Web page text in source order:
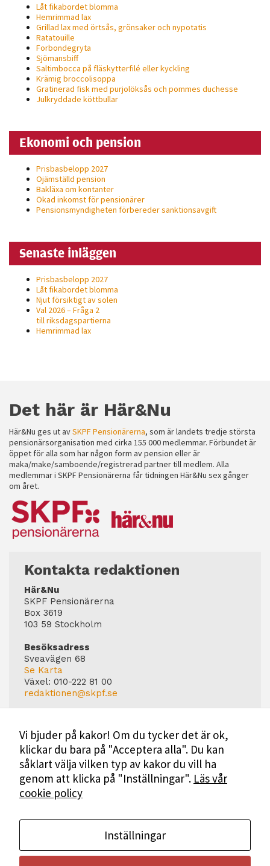
Låt fikabordet blomma
Hemrimmad lax
Grillad lax med örtsås, grönsaker och nypotatis
Ratatouille
Forbondegryta
Sjömansbiff
Saltimbocca på fläsk­ytterfilé eller kyckling
Krämig broccolisoppa
Gratinerad fisk med purjolöksås och pommes duchesse
Julkryddade köttbullar
Ekonomi och pension
Prisbasbelopp 2027
Ojämställd pension
Bakläxa om kontanter
Ökad inkomst för pensionärer
Pensionsmyndigheten förbereder sanktionsavgift
Senaste inläggen
Prisbasbelopp 2027
Låt fikabordet blomma
Njut försiktigt av solen
Val 2026 – Fråga 2
till riksdagspartierna
Hemrimmad lax
Det här är Här&Nu
Här&Nu ges ut avSKPF Pensionärerna, som är landets tredje största
pensionärsorganisation med cirka 155 000 medlemmar. Förbundet är
öppet för alla som har någon form av pension eller är
maka/make/samboende/registrerad partner till medlem. Alla
medlemmar i SKPF Pensionärerna får tidningen Här&Nu sex gånger
om året.
Kontakta redaktionen
Här&Nu
SKPF Pensionärerna
Box 3619
103 59 Stockholm
Besöksadress
Sveavägen 68
Se Karta
Växel: 010-222 81 00
redaktionen@skpf.se
Markus Dahlberg
Tel: 0720-88 17 17
markus.dahlberg@skpf.se
Annonsering
Swartling & Bergström Media
Birger Jarlsgatan 110
Tel: 08-545 160 60
Vi bjuder på kakor! Om du tycker det är ok,
klickar du bara på "Acceptera alla". Du kan
såklart välja vilken typ av kakor du vill ha
genom att klicka på "Inställningar". Läs vår
cookie policy
Inställningar